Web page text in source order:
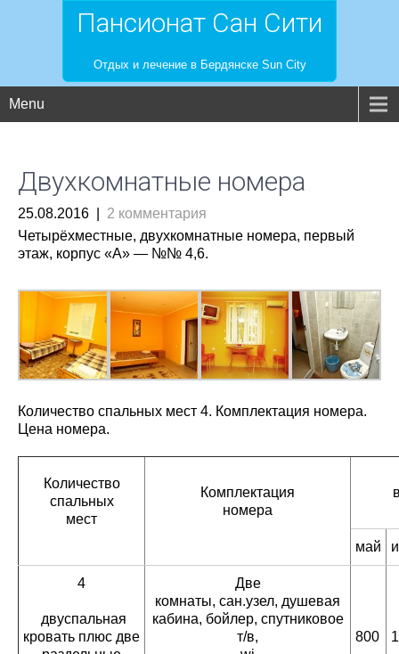
Пансионат Сан Сити
Отдых и лечение в Бердянске Sun City
Menu
Двухкомнатные номера
25.08.2016
2 комментария
Четырёхместные, двухкомнатные номера, первый
этаж, корпус «А» — №№ 4,6.
Количество спальных мест 4. Комплектация номера.
Цена номера.
Количество
спальных
мест
Комплектация
номера
май
4
двуспальная
кровать плюс две
Две
комнаты, сан.узел, душевая
кабина, бойлер, спутниковое
т/в,
800